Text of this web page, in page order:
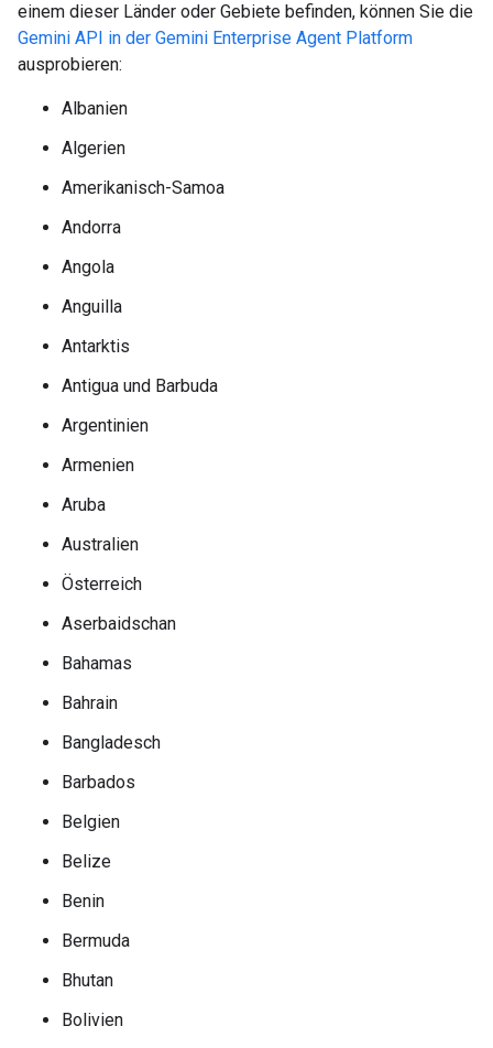
einem dieser Länder oder Gebiete befinden, können Sie die
Gemini API in der Gemini Enterprise Agent Platform
ausprobieren:
Albanien
Algerien
Amerikanisch-Samoa
Andorra
Angola
Anguilla
Antarktis
Antigua und Barbuda
Argentinien
Armenien
Aruba
Australien
Österreich
Aserbaidschan
Bahamas
Bahrain
Bangladesch
Barbados
Belgien
Belize
Benin
Bermuda
Bhutan
Bolivien